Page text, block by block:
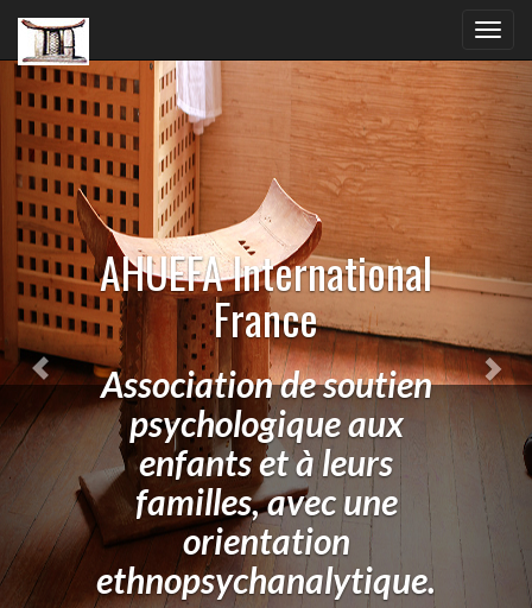
AHUEFA International
France
Association de soutien
psychologique aux
enfants et à leurs
familles, avec une
orientation
ethnopsychanalytique.
Previous